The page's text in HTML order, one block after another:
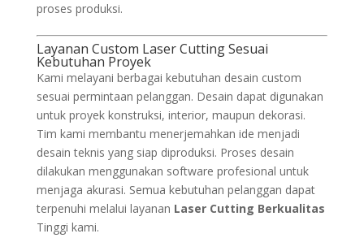
proses produksi.
Layanan Custom Laser Cutting Sesuai
Kebutuhan Proyek
Kami melayani berbagai kebutuhan desain custom
sesuai permintaan pelanggan. Desain dapat digunakan
untuk proyek konstruksi, interior, maupun dekorasi.
Tim kami membantu menerjemahkan ide menjadi
desain teknis yang siap diproduksi. Proses desain
dilakukan menggunakan software profesional untuk
menjaga akurasi. Semua kebutuhan pelanggan dapat
terpenuhi melalui layanan Laser Cutting Berkualitas
Tinggi kami.